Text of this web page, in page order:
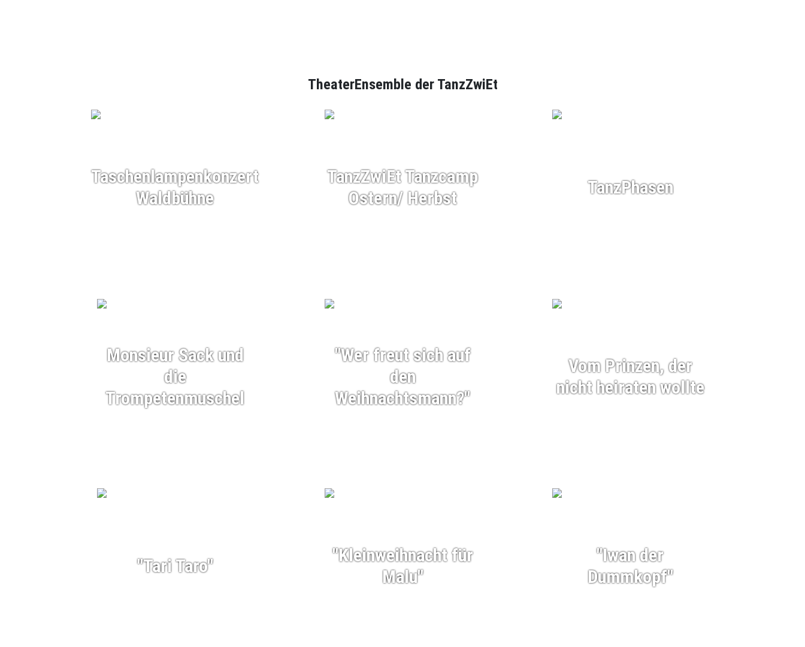
TheaterEnsemble der TanzZwiEt
Taschenlampenkonzert
Waldbühne
TanzZwiEt Tanzcamp
Ostern/ Herbst
TanzPhasen
Monsieur Sack und
die
Trompetenmuschel
"Wer freut sich auf
den
Weihnachtsmann?"
Vom Prinzen, der
nicht heiraten wollte
"Tari Taro"
"Kleinweihnacht für
Malu"
"Iwan der
Dummkopf"